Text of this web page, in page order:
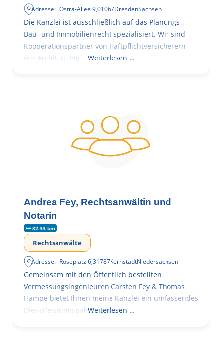
Adresse: Ostra-Allee 9,01067DresdenSachsen
Die Kanzlei ist ausschließlich auf das Planungs-,
Bau- und Immobilienrecht spezialisiert. Wir sind
Kooperationspartner von Haftpflichtversicherern
der Archit. u. Ing.
Weiterlesen …
Andrea Fey, Rechtsanwältin und
Notarin
82.33 km
Rechtsanwälte
Adresse: Roseplatz 6,31787KernstadtNiedersachsen
Gemeinsam mit den Öffentlich bestellten
Vermessungsingenieuren Carsten Fey & Thomas
Hampe bietet Ihnen meine Kanzlei ein umfassendes
Dienstleistungspaket rund ums
Weiterlesen …